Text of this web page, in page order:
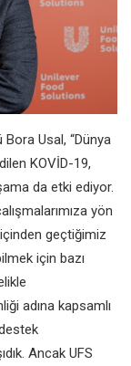
Usal, “Dünya
KOVİD-19,
da etki ediyor.
yön
geçtiğimiz
için bazı
adına kapsamlı
Ancak UFS